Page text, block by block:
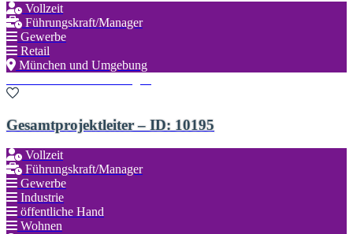
Vollzeit
Führungskraft/Manager
Gewerbe
Retail
München und Umgebung
Gesamtprojektleiter – ID: 10195
Vollzeit
Führungskraft/Manager
Gewerbe
Industrie
öffentliche Hand
Wohnen